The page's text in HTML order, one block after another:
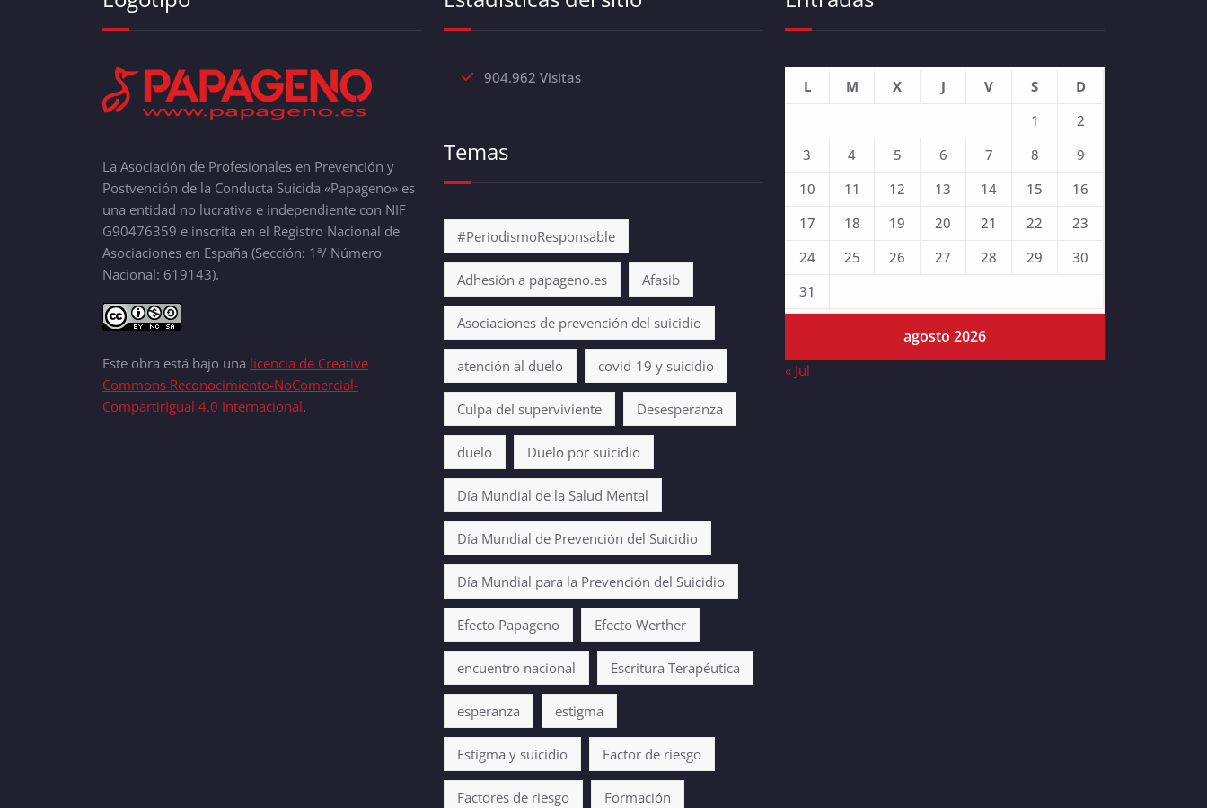
La Asociación de Profesionales en Prevención y
Postvención de la Conducta Suicida «Papageno» es
una entidad no lucrativa e independiente con NIF
G90476359 e inscrita en el Registro Nacional de
Asociaciones en España (Sección: 1ª/ Número
Nacional: 619143).
Este obra está bajo una licencia de Creative
Commons Reconocimiento-NoComercial-
CompartirIgual 4.0 Internacional.
904.962 Visitas
Temas
#PeriodismoResponsable
Adhesión a papageno.es Afasib
Asociaciones de prevención del suicidio
atención al duelo covid-19 y suicidio
Culpa del superviviente Desesperanza
duelo Duelo por suicidio
Día Mundial de la Salud Mental
Día Mundial de Prevención del Suicidio
Día Mundial para la Prevención del Suicidio
Efecto Papageno Efecto Werther
encuentro nacional Escritura Terapéutica
esperanza estigma
Estigma y suicidio Factor de riesgo
Factores de riesgo Formación
agosto 2026
L M X J V S
D
1
2
3
4 5 6 7 8
9
10
11 12 13 14 15
16
17
18 19 20 21 22
23
24
25 26 27 28 29
30
31
« Jul